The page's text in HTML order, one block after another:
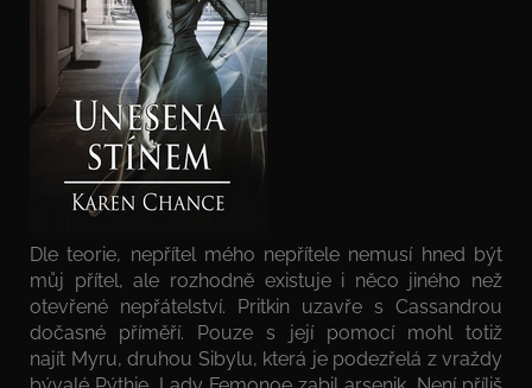
Dle teorie, nepřítel mého nepřítele nemusí hned být
můj přítel, ale rozhodně existuje i něco jiného než
otevřené nepřátelství. Pritkin uzavře s Cassandrou
dočasné příměří. Pouze s její pomocí mohl totiž
najít Myru, druhou Sibylu, která je podezřelá z vraždy